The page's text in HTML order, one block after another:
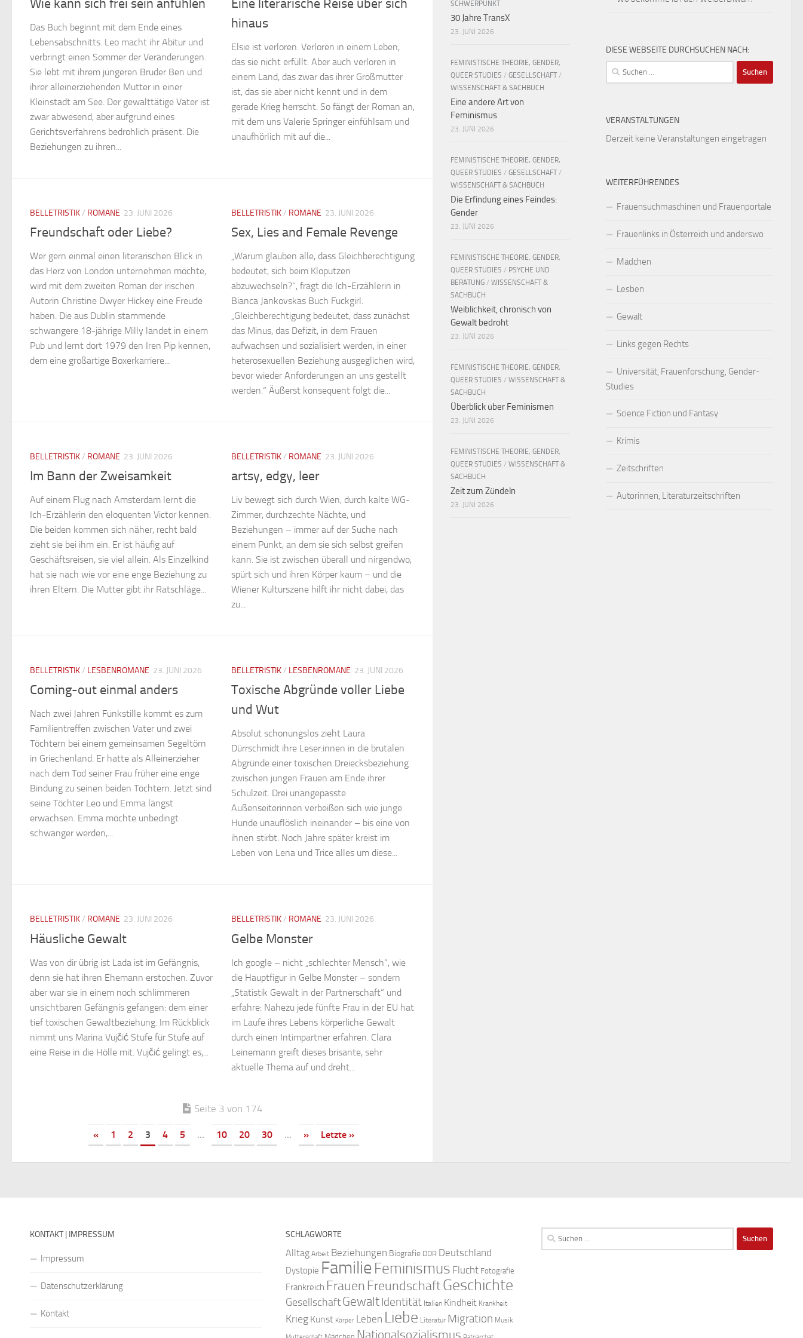
Wie kann sich frei sein anfühlen
Das Buch beginnt mit dem Ende eines
Lebensabschnitts. Leo macht ihr Abitur und
verbringt einen Sommer der Veränderungen.
Sie lebt mit ihrem jüngeren Bruder Ben und
ihrer alleinerziehenden Mutter in einer
Kleinstadt am See. Der gewalttätige Vater ist
zwar abwesend, aber aufgrund eines
Gerichtsverfahrens bedrohlich präsent. Die
Beziehungen zu ihren...
Eine literarische Reise über sich
hinaus
Elsie ist verloren. Verloren in einem Leben,
das sie nicht erfüllt. Aber auch verloren in
einem Land, das zwar das ihrer Großmutter
ist, das sie aber nicht kennt und in dem
gerade Krieg herrscht. So fängt der Roman an,
mit dem uns Valerie Springer einfühlsam und
unaufhörlich mit auf die...
BELLETRISTIK/ ROMANE 23. JUNI 2026
Freundschaft oder Liebe?
Wer gern einmal einen literarischen Blick in
das Herz von London unternehmen möchte,
wird mit dem zweiten Roman der irischen
Autorin Christine Dwyer Hickey eine Freude
haben. Die aus Dublin stammende
schwangere 18-jährige Milly landet in einem
Pub und lernt dort 1979 den Iren Pip kennen,
dem eine großartige Boxerkarriere...
BELLETRISTIK/ ROMANE 23. JUNI 2026
Sex, Lies and Female Revenge
„Warum glauben alle, dass Gleichberechtigung
bedeutet, sich beim Kloputzen
abzuwechseln?”, fragt die Ich-Erzählerin in
Bianca Jankovskas Buch Fuckgirl.
„Gleichberechtigung bedeutet, dass zunächst
das Minus, das Defizit, in dem Frauen
aufwachsen und sozialisiert werden, in einer
heterosexuellen Beziehung ausgeglichen wird,
bevor wieder Anforderungen an uns gestellt
werden.“ Äußerst konsequent folgt die...
BELLETRISTIK/ ROMANE 23. JUNI 2026
Im Bann der Zweisamkeit
Auf einem Flug nach Amsterdam lernt die
Ich-Erzählerin den eloquenten Victor kennen.
Die beiden kommen sich näher, recht bald
zieht sie bei ihm ein. Er ist häufig auf
Geschäftsreisen, sie viel allein. Als Einzelkind
hat sie nach wie vor eine enge Beziehung zu
ihren Eltern. Die Mutter gibt ihr Ratschläge...
BELLETRISTIK/ ROMANE 23. JUNI 2026
artsy, edgy, leer
Liv bewegt sich durch Wien, durch kalte WG-
Zimmer, durchzechte Nächte, und
Beziehungen – immer auf der Suche nach
einem Punkt, an dem sie sich selbst greifen
kann. Sie ist zwischen überall und nirgendwo,
spürt sich und ihren Körper kaum – und die
Wiener Kulturszene hilft ihr nicht dabei, das
zu...
BELLETRISTIK/ LESBENROMANE 23. JUNI 2026
Coming-out einmal anders
Nach zwei Jahren Funkstille kommt es zum
Familientreffen zwischen Vater und zwei
Töchtern bei einem gemeinsamen Segeltörn
in Griechenland. Er hatte als Alleinerzieher
nach dem Tod seiner Frau früher eine enge
Bindung zu seinen beiden Töchtern. Jetzt sind
seine Töchter Leo und Emma längst
erwachsen. Emma möchte unbedingt
schwanger werden,...
BELLETRISTIK/ LESBENROMANE 23. JUNI 2026
Toxische Abgründe voller Liebe
und Wut
Absolut schonungslos zieht Laura
Dürrschmidt ihre Leser:innen in die brutalen
Abgründe einer toxischen Dreiecksbeziehung
zwischen jungen Frauen am Ende ihrer
Schulzeit. Drei unangepasste
Außenseiterinnen verbeißen sich wie junge
Hunde unauflöslich ineinander – bis eine von
ihnen stirbt. Noch Jahre später kreist im
Leben von Lena und Trice alles um diese...
BELLETRISTIK/ ROMANE 23. JUNI 2026
Häusliche Gewalt
Was von dir übrig ist Lada ist im Gefängnis,
denn sie hat ihren Ehemann erstochen. Zuvor
aber war sie in einem noch schlimmeren
unsichtbaren Gefängnis gefangen: dem einer
tief toxischen Gewaltbeziehung. Im Rückblick
nimmt uns Marina Vujčić Stufe für Stufe auf
eine Reise in die Hölle mit. Vujčić gelingt es,...
BELLETRISTIK/ ROMANE 23. JUNI 2026
Gelbe Monster
Ich google – nicht „schlechter Mensch“, wie
die Hauptfigur in Gelbe Monster – sondern
„Statistik Gewalt in der Partnerschaft“ und
erfahre: Nahezu jede fünfte Frau in der EU hat
im Laufe ihres Lebens körperliche Gewalt
durch einen Intimpartner erfahren. Clara
Leinemann greift dieses brisante, sehr
aktuelle Thema auf und dreht...
Seite 3 von 174
« 1 2 3 4 5 ... 10 20 30 ... » Letzte »
DIESE WEBSEITE DURCHSUCHEN NACH:
Suchen
nach:
VERANSTALTUNGEN
Derzeit keine Veranstaltungen eingetragen
WEITERFÜHRENDES
Frauensuchmaschinen und Frauenportale
Frauenlinks in Österreich und anderswo
Mädchen
Lesben
Gewalt
Links gegen Rechts
Universität, Frauenforschung, Gender-
Studies
Science Fiction und Fantasy
Krimis
Zeitschriften
Autorinnen, Literaturzeitschriften
SCHWERPUNKT
30 Jahre TransX
23. JUNI 2026
FEMINISTISCHE THEORIE, GENDER,
QUEER STUDIES / GESELLSCHAFT /
WISSENSCHAFT & SACHBUCH
Eine andere Art von
Feminismus
23. JUNI 2026
FEMINISTISCHE THEORIE, GENDER,
QUEER STUDIES / GESELLSCHAFT /
WISSENSCHAFT & SACHBUCH
Die Erfindung eines Feindes:
Gender
23. JUNI 2026
FEMINISTISCHE THEORIE, GENDER,
QUEER STUDIES / PSYCHE UND
BERATUNG / WISSENSCHAFT &
SACHBUCH
Weiblichkeit, chronisch von
Gewalt bedroht
23. JUNI 2026
FEMINISTISCHE THEORIE, GENDER,
QUEER STUDIES / WISSENSCHAFT &
SACHBUCH
Überblick über Feminismen
23. JUNI 2026
FEMINISTISCHE THEORIE, GENDER,
QUEER STUDIES / WISSENSCHAFT &
SACHBUCH
Zeit zum Zündeln
23. JUNI 2026
KONTAKT | IMPRESSUM
Impressum
Datenschutzerklärung
Kontakt
SCHLAGWORTE
Alltag Arbeit Beziehungen Biografie DDR Deutschland
Dystopie FamilieFeminismus Flucht Fotografie
Frankreich Frauen FreundschaftGeschichte
GesellschaftGewaltIdentität Italien Kindheit Krankheit
Krieg Kunst Körper Leben Liebe Literatur Migration Musik
Nationalsozialismus
Suchen
nach: